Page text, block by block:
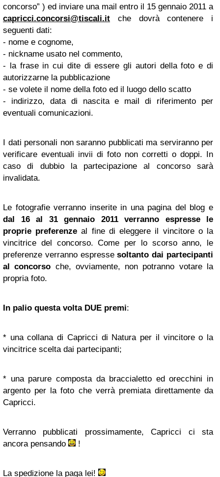
concorso” ) ed inviare una mail entro il 15 gennaio 2011 a
capricci.concorsi@tiscali.it
che dovrà contenere i
seguenti dati:
- nome e cognome,
- nickname usato nel commento,
- la frase in cui dite di essere gli autori della foto e di
autorizzarne la pubblicazione
- se volete il nome della foto ed il luogo dello scatto
- indirizzo, data di nascita e mail di riferimento per
eventuali comunicazioni.
I dati personali non saranno pubblicati ma serviranno per
verificare eventuali invii di foto non corretti o doppi. In
caso di dubbio la partecipazione al concorso sarà
invalidata.
Le fotografie verranno inserite in una pagina del blog e
dal 16 al 31 gennaio 2011 verranno espresse le
proprie preferenzeal fine di eleggere il vincitore o la
vincitrice del concorso. Come per lo scorso anno, le
preferenze verranno espressesoltanto dai partecipanti
al concorso che, ovviamente, non potranno votare la
propria foto.
In palio questa volta DUE premi:
* una collana di Capricci di Natura per il vincitore o la
vincitrice scelta dai partecipanti;
* una parure composta da braccialetto ed orecchini in
argento per la foto che verrà premiata direttamente da
Capricci.
Verranno pubblicati prossimamente, Capricci ci sta
ancora pensando
!
La spedizione la paga lei!